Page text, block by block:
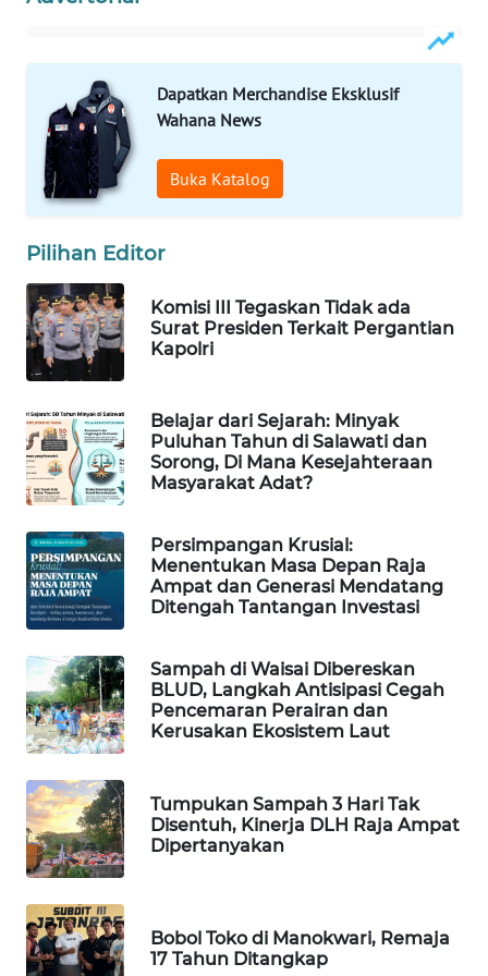
Dapatkan Merchandise Eksklusif
Wahana News
Buka Katalog
Pilihan Editor
Komisi III Tegaskan Tidak ada
Surat Presiden Terkait Pergantian
Kapolri
Belajar dari Sejarah: Minyak
Puluhan Tahun di Salawati dan
Sorong, Di Mana Kesejahteraan
Masyarakat Adat?
Persimpangan Krusial:
Menentukan Masa Depan Raja
Ampat dan Generasi Mendatang
Ditengah Tantangan Investasi
Sampah di Waisai Dibereskan
BLUD, Langkah Antisipasi Cegah
Pencemaran Perairan dan
Kerusakan Ekosistem Laut
Tumpukan Sampah 3 Hari Tak
Disentuh, Kinerja DLH Raja Ampat
Dipertanyakan
Bobol Toko di Manokwari, Remaja
17 Tahun Ditangkap
WAHANA
TRAVEL
WAHANA
WAHANANEWS
ID
WAHANANEWS
WAHANANEWS
NET
WAHANA
SPORT
WAHANA
UMKM
WAHANA
SELEB
PERSONA
WAHANA
OTOMOTIF
WAHANA
HEALTH